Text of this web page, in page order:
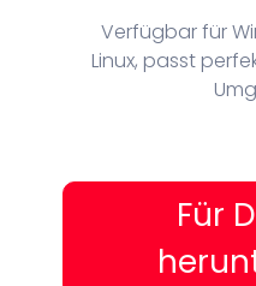
Verfügbar für
Linux, passt
Für